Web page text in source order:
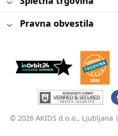
Pravna obvestila
© 2026 AKIDS d.o.o., Ljubljana |